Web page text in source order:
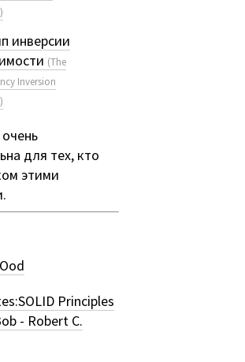
инверсии
(The
Inversion
для тех, кто
этими
Principles
- Robert C.